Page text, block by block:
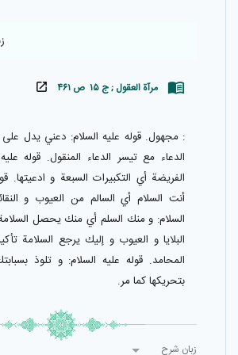
مرآة العقول ; ج ۱۵ ص ۴۶۱
: مجهول. قوله عليه السلام: دعني يدل على
الدعاء مع تيسر الدعاء المنقول. قوله
الفريضة أي التكبيرات السبعة و ادعيتها.
أنت السلام أي السالم من العيوب و
السلام: و منك السلم أي منك يحصل
البلايا و العيوب و إليك يرجع السلامة
المحامد. قوله عليه السلام: و تلوذ
بتحريكها كما مر.
زبان شرح
زبان شرح